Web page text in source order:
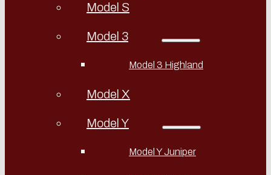
Model S
Model 3
Model 3 Highland
Model X
Model Y
Model Y Juniper